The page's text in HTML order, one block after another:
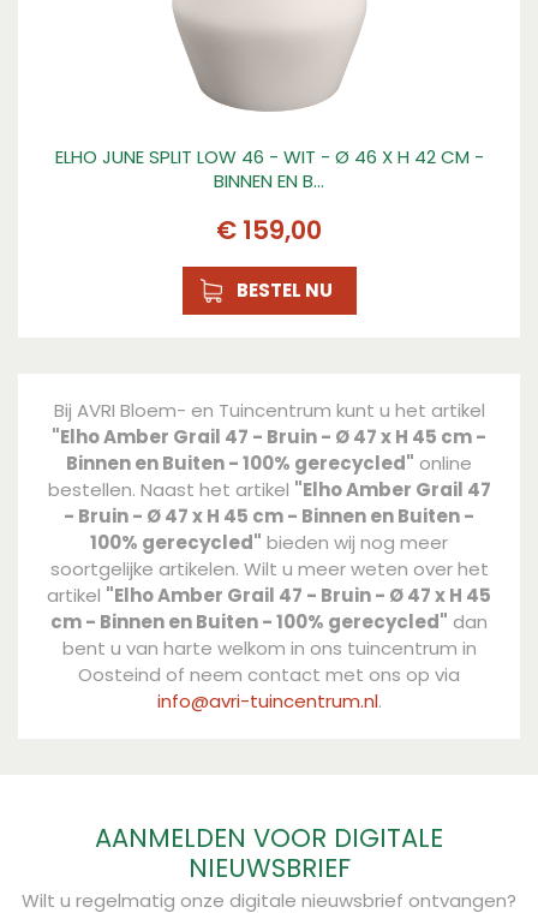
ELHO JUNE SPLIT LOW 46 - WIT - Ø 46 X H 42 CM -
BINNEN EN B…
€ 159,00
BESTEL NU
Bij AVRI Bloem- en Tuincentrum kunt u het artikel
"Elho Amber Grail 47 - Bruin - Ø 47 x H 45 cm -
Binnen en Buiten - 100% gerecycled" online
bestellen. Naast het artikel "Elho Amber Grail 47
- Bruin - Ø 47 x H 45 cm - Binnen en Buiten -
100% gerecycled" bieden wij nog meer
soortgelijke artikelen. Wilt u meer weten over het
artikel "Elho Amber Grail 47 - Bruin - Ø 47 x H 45
cm - Binnen en Buiten - 100% gerecycled" dan
bent u van harte welkom in ons tuincentrum in
Oosteind of neem contact met ons op via
info@avri-tuincentrum.nl.
AANMELDEN VOOR DIGITALE
NIEUWSBRIEF
Wilt u regelmatig onze digitale nieuwsbrief ontvangen?